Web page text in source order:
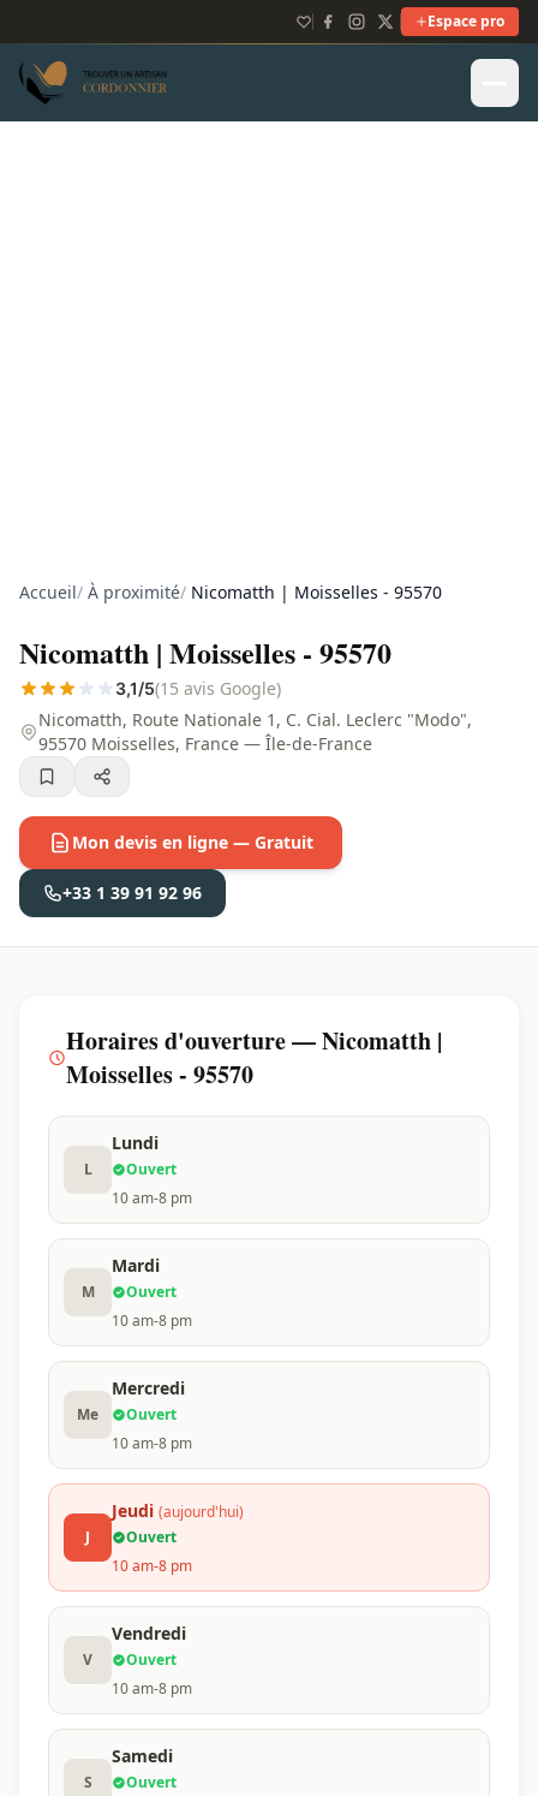
Espace pro
Accueil/ À proximité/ Nicomatth | Moisselles - 95570
Nicomatth | Moisselles - 95570
3,1/5(15 avis Google)
Nicomatth, Route Nationale 1, C. Cial. Leclerc "Modo",
95570 Moisselles, France — Île-de-France
Mon devis en ligne — Gratuit
+33 1 39 91 92 96
Horaires d'ouverture — Nicomatth |
Moisselles - 95570
L
Lundi
Ouvert
10 am-8 pm
M
Mardi
Ouvert
10 am-8 pm
Me
Mercredi
Ouvert
10 am-8 pm
J
Jeudi (aujourd'hui)
Ouvert
10 am-8 pm
V
Vendredi
Ouvert
10 am-8 pm
S
Samedi
Ouvert